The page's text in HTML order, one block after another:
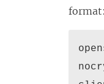
format: